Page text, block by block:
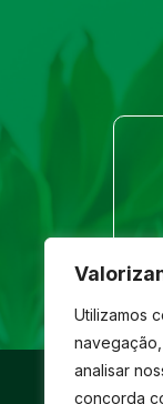
Utilizamos
analisar
concorda
©